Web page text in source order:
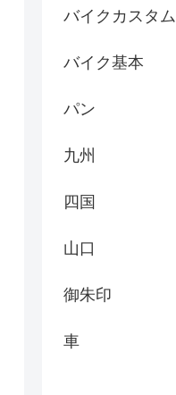
バイクカスタム
バイク基本
パン
九州
四国
山口
御朱印
車